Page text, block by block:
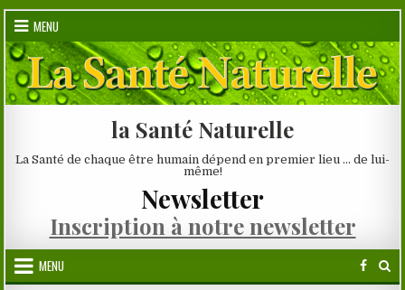
Skip
content
MENU
la Santé Naturelle
La Santé de chaque être humain dépend en premier lieu … de lui-
même!
Newsletter
Inscription à notre newsletter
MENU